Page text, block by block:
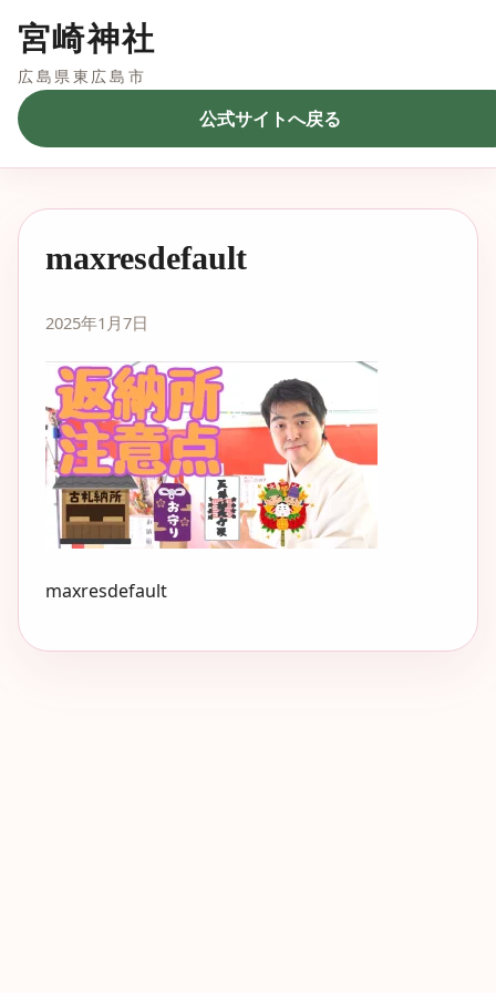
宮崎神社
広島県東広島市
公式サイトへ戻る
maxresdefault
2025年1月7日
maxresdefault